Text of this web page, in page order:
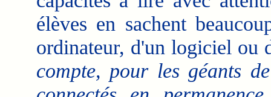
élèves en sachent
ordinateur, d'un logiciel ou
compte, pour les géants